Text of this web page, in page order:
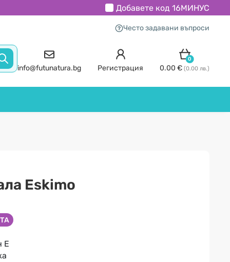
Добавете код 16МИНУС
Често задавани въпроси
info@futunatura.bg Регистрация
0
0.00 € (0.00 лв.)
Eskimo
Е